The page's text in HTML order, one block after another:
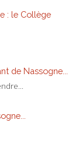
: le Collège
de Nassogne...